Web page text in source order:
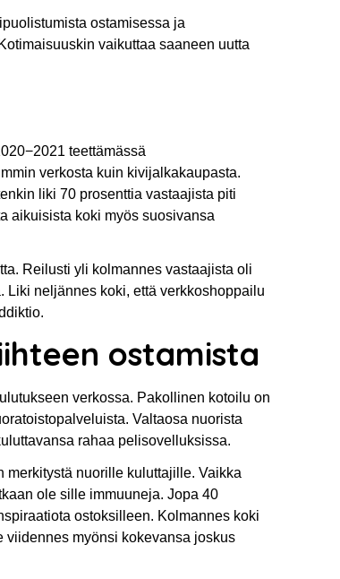
ostamisessa ja
vaikuttaa saaneen uutta
teettämässä
verkosta kuin kivijalkakaupasta.
liki 70 prosenttia vastaajista piti
aikuisista koki myös suosivansa
Reilusti yli kolmannes vastaajista oli
Liki neljännes koki, että verkkoshoppailu
ostamista
verkossa. Pakollinen kotoilu on
Valtaosa nuorista
rahaa pelisovelluksissa.
merkitystä nuorille kuluttajille. Vaikka
ole sille immuuneja. Jopa 40
ostoksilleen. Kolmannes koki
myönsi kokevansa joskus